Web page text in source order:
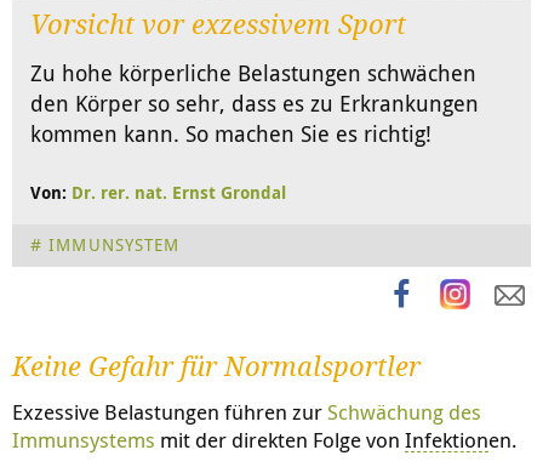
Vorsicht vor exzessivem Sport
Zu hohe körperliche Belastungen schwächen
den Körper so sehr, dass es zu Erkrankungen
kommen kann. So machen Sie es richtig!
Von: Dr. rer. nat. Ernst Grondal
IMMUNSYSTEM
Keine Gefahr für Normalsportler
Exzessive Belastungen führen zurSchwächung des
Immunsystems mit der direkten Folge von Infektionen.